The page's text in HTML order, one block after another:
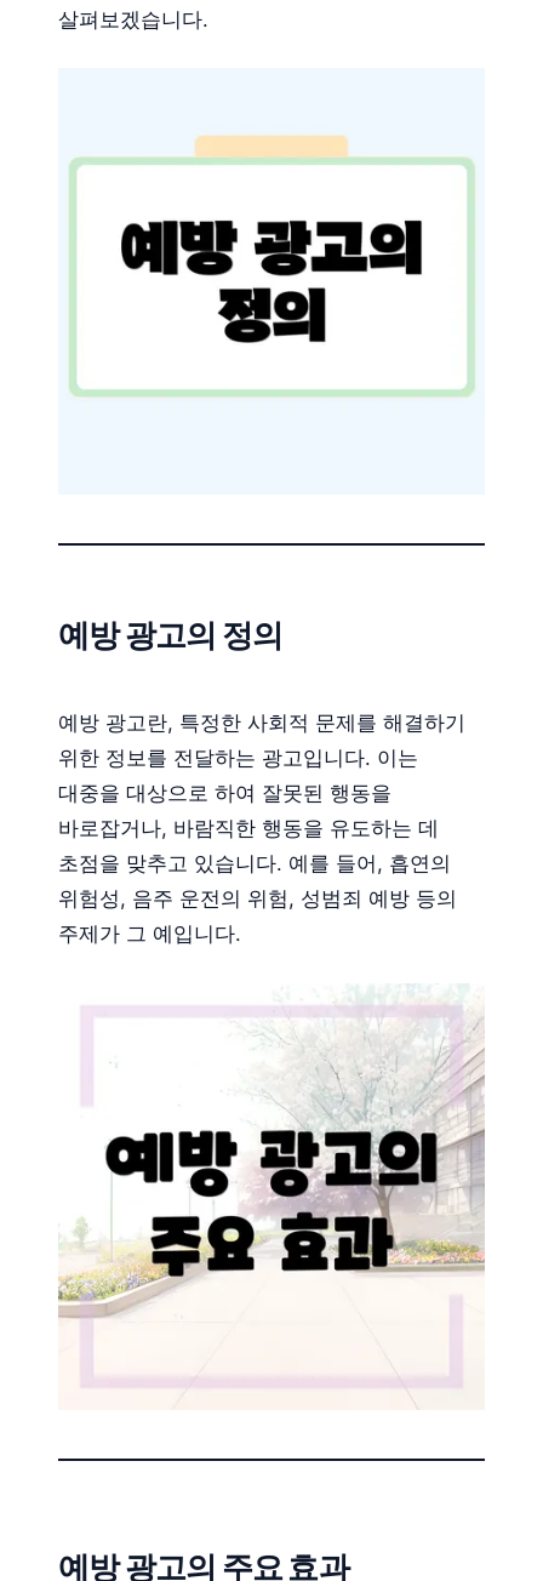
살펴보겠습니다.
예방 광고의 정의
예방 광고란, 특정한 사회적 문제를 해결하기
위한 정보를 전달하는 광고입니다. 이는
대중을 대상으로 하여 잘못된 행동을
바로잡거나, 바람직한 행동을 유도하는 데
초점을 맞추고 있습니다. 예를 들어, 흡연의
위험성, 음주 운전의 위험, 성범죄 예방 등의
주제가 그 예입니다.
예방 광고의 주요 효과